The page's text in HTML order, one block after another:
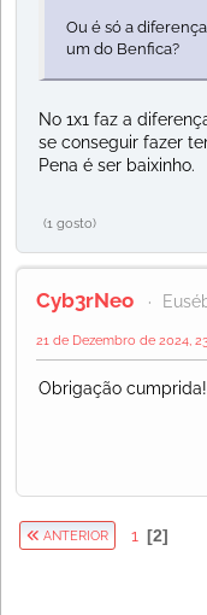
Ou é só a
um do Benfica?
No 1x1 faz a
se conseguir fazer
Pena é ser baixinho.
(1 gosto)
Cyb3rNeo
21 de Dezembro de 2024,
Obrigação cumprida!
ANTERIOR 1 2